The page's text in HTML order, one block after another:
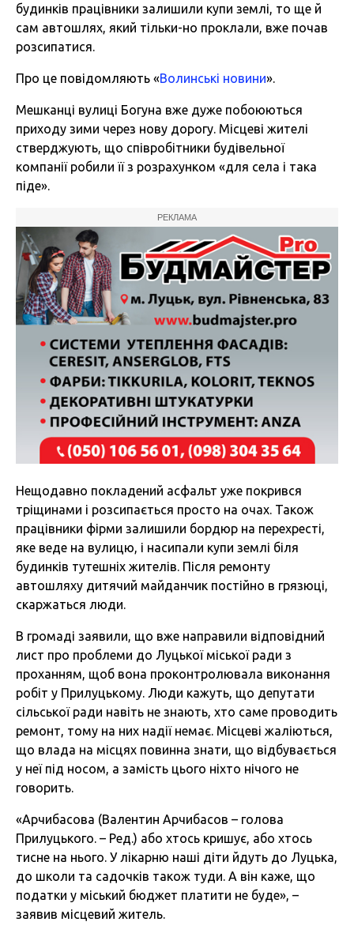
будинків працівники залишили купи землі, то ще й
сам автошлях, який тільки-но проклали, вже почав
розсипатися.
Про це повідомляють «Волинські новини».
Мешканці вулиці Богуна вже дуже побоюються
приходу зими через нову дорогу. Місцеві жителі
стверджують, що співробітники будівельної
компанії робили її з розрахунком «для села і така
піде».
РЕКЛАМА
Нещодавно покладений асфальт уже покрився
тріщинами і розсипається просто на очах. Також
працівники фірми залишили бордюр на перехресті,
яке веде на вулицю, і насипали купи землі біля
будинків тутешніх жителів. Після ремонту
автошляху дитячий майданчик постійно в грязюці,
скаржаться люди.
В громаді заявили, що вже направили відповідний
лист про проблеми до Луцької міської ради з
проханням, щоб вона проконтролювала виконання
робіт у Прилуцькому. Люди кажуть, що депутати
сільської ради навіть не знають, хто саме проводить
ремонт, тому на них надії немає. Місцеві жаліються,
що влада на місцях повинна знати, що відбувається
у неї під носом, а замість цього ніхто нічого не
говорить.
«Арчибасова (Валентин Арчибасов – голова
Прилуцького. – Ред.) або хтось кришує, або хтось
тисне на нього. У лікарню наші діти йдуть до Луцька,
до школи та садочків також туди. А він каже, що
податки у міський бюджет платити не буде», –
заявив місцевий житель.